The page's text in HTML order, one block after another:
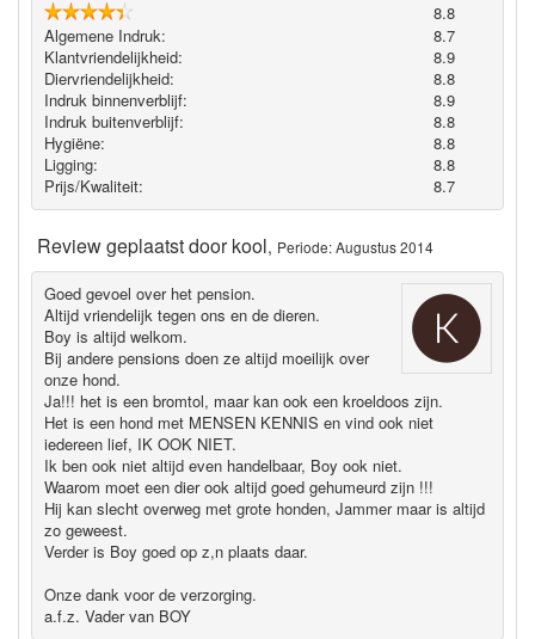
8.8
Algemene Indruk:
8.7
Klantvriendelijkheid:
8.9
Diervriendelijkheid:
8.8
Indruk binnenverblijf:
8.9
Indruk buitenverblijf:
8.8
Hygiëne‎:
8.8
Ligging:
8.8
Prijs/Kwaliteit:
8.7
Review geplaatst doorkool, Periode: Augustus 2014
Goed gevoel over het pension.
Altijd vriendelijk tegen ons en de dieren.
Boy is altijd welkom.
Bij andere pensions doen ze altijd moeilijk over
onze hond.
Ja!!! het is een bromtol, maar kan ook een kroeldoos zijn.
Het is een hond met MENSEN KENNIS en vind ook niet
iedereen lief, IK OOK NIET.
Ik ben ook niet altijd even handelbaar, Boy ook niet.
Waarom moet een dier ook altijd goed gehumeurd zijn !!!
Hij kan slecht overweg met grote honden, Jammer maar is altijd
zo geweest.
Verder is Boy goed op z,n plaats daar.
Onze dank voor de verzorging.
a.f.z. Vader van BOY